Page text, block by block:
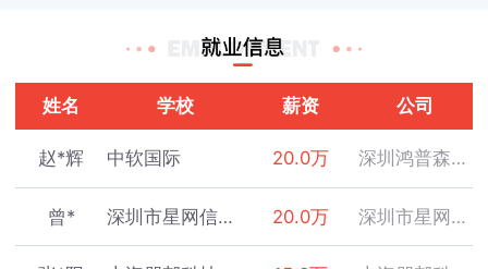
云计算HCIE
邓*钦 深圳职业技术学院 数通HCIE 2020-08-04
刘*涛 深圳职业技术学院 数通HCIE 2020-08-06
江* 深圳职业技术学院 数通HCIE 2020-08-07
姓名 学校 薪资 公司
赵*辉 中软国际 20.0万 深圳鸿普森科技股份有限公司
曾* 深圳市星网信通科技有限公司 20.0万 深圳市星网信通科技有限公司